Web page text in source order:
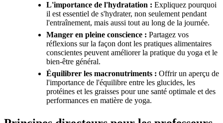
L'importance de l'hydratation : Expliquez pourquoi
il est essentiel de s'hydrater, non seulement pendant
l'entraînement, mais aussi tout au long de la journée.
Manger en pleine conscience : Partagez vos
réflexions sur la façon dont les pratiques alimentaires
conscientes peuvent améliorer la pratique du yoga et le
bien-être général.
Équilibrer les macronutriments : Offrir un aperçu de
l'importance de l'équilibre entre les glucides, les
protéines et les graisses pour une santé optimale et des
performances en matière de yoga.